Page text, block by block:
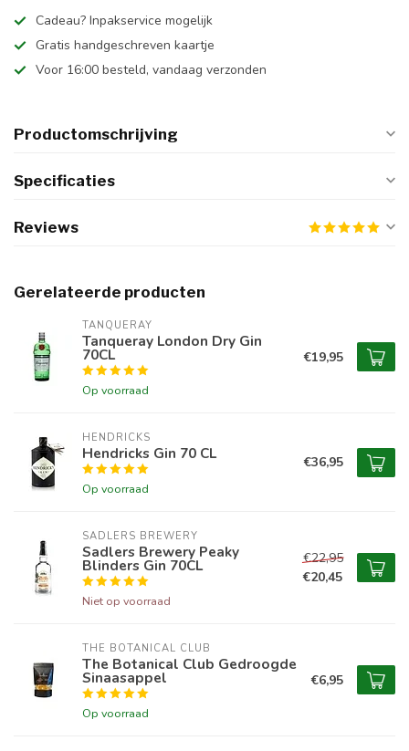
Cadeau? Inpakservice mogelijk
Gratis handgeschreven kaartje
Voor 16:00 besteld, vandaag verzonden
Productomschrijving
Specificaties
Reviews
Gerelateerde producten
TANQUERAY
Tanqueray London Dry Gin
70CL
Op voorraad
€19,95
HENDRICKS
Hendricks Gin 70 CL
Op voorraad
€36,95
SADLERS BREWERY
Sadlers Brewery Peaky
Blinders Gin 70CL
Niet op voorraad
€22,95
€20,45
THE BOTANICAL CLUB
The Botanical Club Gedroogde
Sinaasappel
Op voorraad
€6,95